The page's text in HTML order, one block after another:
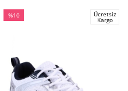
%10
Ücretsiz
Kargo